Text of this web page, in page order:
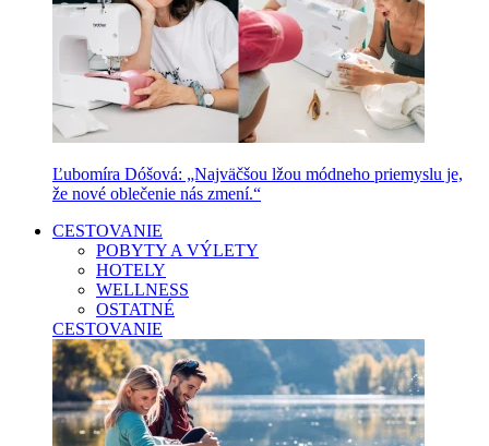
Ľubomíra Dóšová: „Najväčšou lžou módneho priemyslu je,
že nové oblečenie nás zmení.“
CESTOVANIE
POBYTY A VÝLETY
HOTELY
WELLNESS
OSTATNÉ
CESTOVANIE